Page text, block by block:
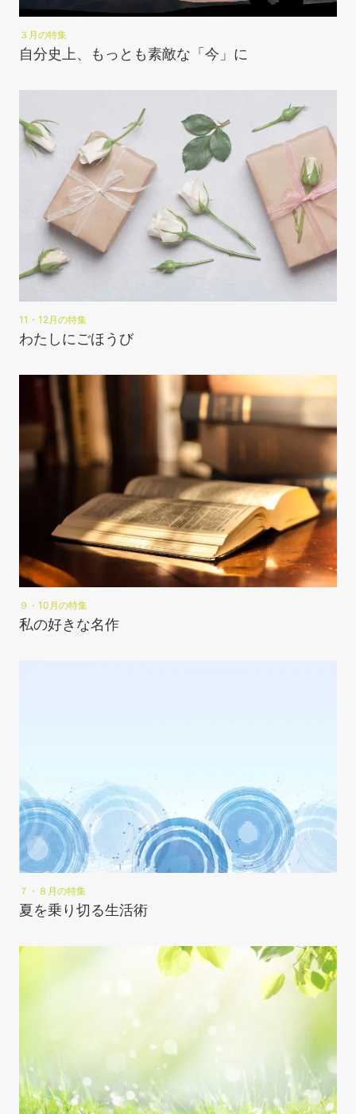
３月の特集
自分史上、もっとも素敵な「今」に
11・12月の特集
わたしにごほうび
９・10月の特集
私の好きな名作
７・８月の特集
夏を乗り切る生活術